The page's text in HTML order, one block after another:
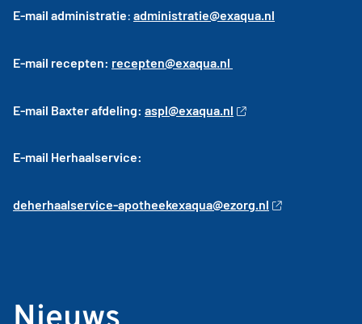
E-mail administratie: administratie@exaqua.nl
E-mail recepten: recepten@exaqua.nl
E-mail Baxter afdeling: aspl@exaqua.nl
E-mail Herhaalservice:
deherhaalservice-apotheekexaqua@ezorg.nl